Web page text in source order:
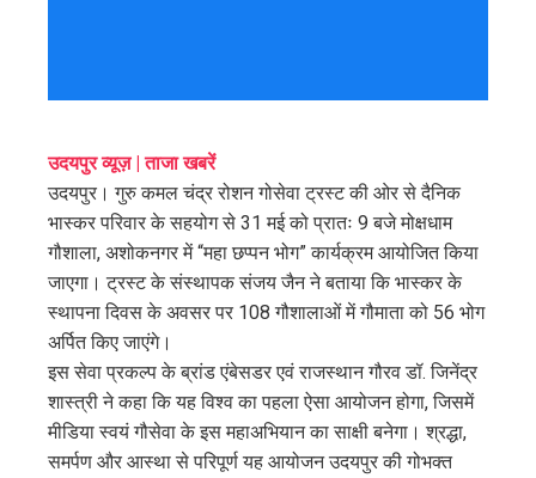
उदयपुर व्यूज़ | ताजा खबरें
उदयपुर। गुरु कमल चंद्र रोशन गोसेवा ट्रस्ट की ओर से दैनिक
भास्कर परिवार के सहयोग से 31 मई को प्रातः 9 बजे मोक्षधाम
गौशाला, अशोकनगर में “महा छप्पन भोग” कार्यक्रम आयोजित किया
जाएगा। ट्रस्ट के संस्थापक संजय जैन ने बताया कि भास्कर के
स्थापना दिवस के अवसर पर 108 गौशालाओं में गौमाता को 56 भोग
अर्पित किए जाएंगे।
इस सेवा प्रकल्प के ब्रांड एंबेसडर एवं राजस्थान गौरव डॉ. जिनेंद्र
शास्त्री ने कहा कि यह विश्व का पहला ऐसा आयोजन होगा, जिसमें
मीडिया स्वयं गौसेवा के इस महाअभियान का साक्षी बनेगा। श्रद्धा,
समर्पण और आस्था से परिपूर्ण यह आयोजन उदयपुर की गोभक्त